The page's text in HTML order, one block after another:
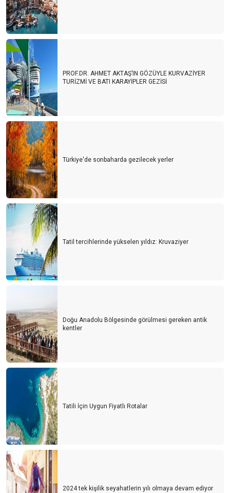
PROF.DR. AHMET AKTAŞ’IN GÖZÜYLE KURVAZİYER
TURİZMİ VE BATI KARAYİPLER GEZİSİ
Türkiye'de sonbaharda gezilecek yerler
Tatil tercihlerinde yükselen yıldız: Kruvaziyer
Doğu Anadolu Bölgesinde görülmesi gereken antik
kentler
Tatili İçin Uygun Fiyatlı Rotalar
2024 tek kişilik seyahatlerin yılı olmaya devam ediyor